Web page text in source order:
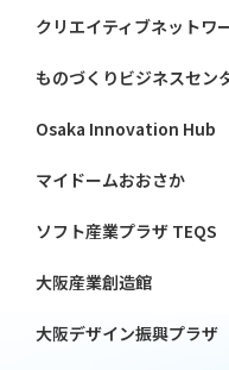
クリエイティブネットワ
ものづくりビジネスセン
Osaka Innovation Hub
マイドームおおさか
ソフト産業プラザ TEQS
大阪産業創造館
大阪デザイン振興プラザ